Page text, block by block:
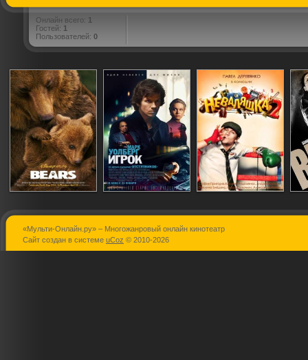
Онлайн всего: 1
Гостей: 1
Пользователей: 0
Медведи
«Мульти-Онлайн.ру» – Многожанровый онлайн кинотеатр
Сайт создан в системе uCoz © 2010-2026